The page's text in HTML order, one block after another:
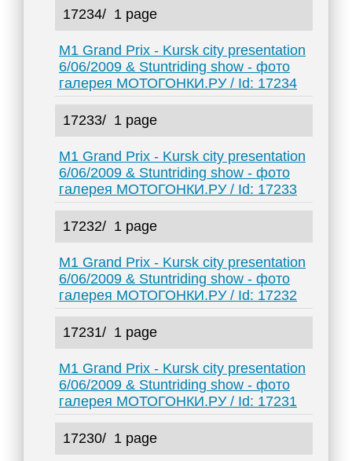
17234/ 1 page
M1 Grand Prix - Kursk city presentation
6/06/2009 & Stuntriding show - фото
галерея МОТОГОНКИ.РУ / Id: 17234
17233/ 1 page
M1 Grand Prix - Kursk city presentation
6/06/2009 & Stuntriding show - фото
галерея МОТОГОНКИ.РУ / Id: 17233
17232/ 1 page
M1 Grand Prix - Kursk city presentation
6/06/2009 & Stuntriding show - фото
галерея МОТОГОНКИ.РУ / Id: 17232
17231/ 1 page
M1 Grand Prix - Kursk city presentation
6/06/2009 & Stuntriding show - фото
галерея МОТОГОНКИ.РУ / Id: 17231
17230/ 1 page